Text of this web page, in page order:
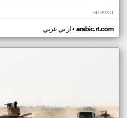
GT99XO
ار تي عربي• arabic.rt.com